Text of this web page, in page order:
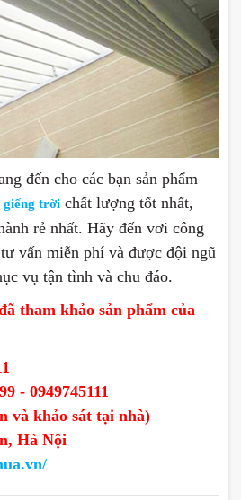
đến cho các bạn sản phẩm
giếng trời chất lượng tốt nhất,
rẻ nhất. Hãy đến vơi công
vấn miễn phí và được đội ngũ
vụ tận tình và chu đáo.
tham khảo sản phẩm của
- 0949745111
và khảo sát tại nhà)
Hà Nội